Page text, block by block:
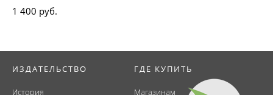
1 400 руб.
ИЗДАТЕЛЬСТВО
История
ГДЕ КУПИТЬ
Магазинам